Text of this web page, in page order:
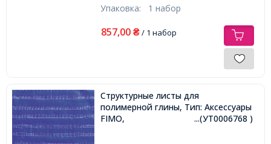
Упаковка: 1 набор
857,00 ₴/ 1 набор
Структурные листы для
полимерной глины, Тип: Аксессуары
FIMO,
...(УТ0006768 )